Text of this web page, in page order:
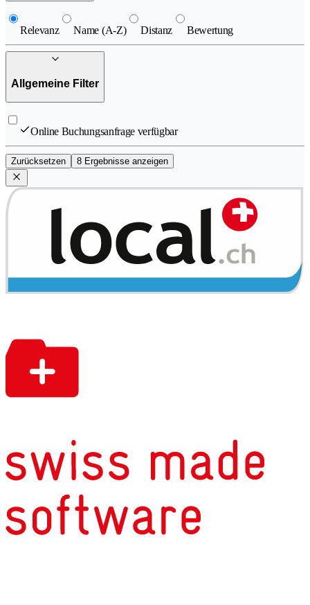
Relevanz Name (A-Z) Distanz Bewertung
Allgemeine Filter
Online Buchungsanfrage verfügbar
Zurücksetzen 8 Ergebnisse anzeigen